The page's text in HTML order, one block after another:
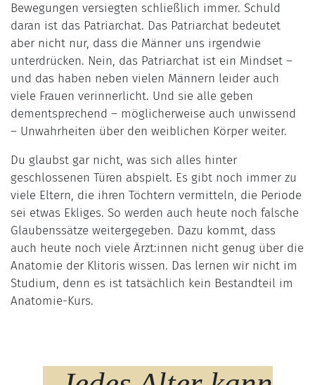
Bewegungen versiegten schließlich immer. Schuld
daran ist das Patriarchat. Das Patriarchat bedeutet
aber nicht nur, dass die Männer uns irgendwie
unterdrücken. Nein, das Patriarchat ist ein Mindset –
und das haben neben vielen Männern leider auch
viele Frauen verinnerlicht. Und sie alle geben
dementsprechend – möglicherweise auch unwissend
– Unwahrheiten über den weiblichen Körper weiter.
Du glaubst gar nicht, was sich alles hinter
geschlossenen Türen abspielt. Es gibt noch immer zu
viele Eltern, die ihren Töchtern vermitteln, die Periode
sei etwas Ekliges. So werden auch heute noch falsche
Glaubenssätze weitergegeben. Dazu kommt, dass
auch heute noch viele Ärzt:innen nicht genug über die
Anatomie der Klitoris wissen. Das lernen wir nicht im
Studium, denn es ist tatsächlich kein Bestandteil im
Anatomie-Kurs.